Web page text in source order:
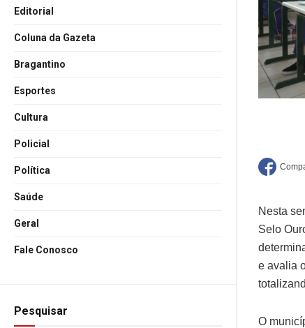
Editorial
Coluna da Gazeta
Bragantino
Esportes
Cultura
Policial
Política
Saúde
Geral
Fale Conosco
Pesquisar
Nesta
Selo
e avalia
O